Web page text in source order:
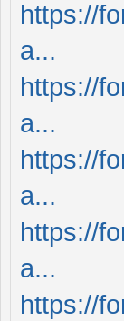
https://
a...
https://
a...
https://
a...
https://
a...
https://